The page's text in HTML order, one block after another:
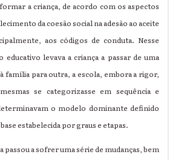
a criança, de acordo com os aspectos
da coesão social na adesão ao aceite
aos códigos de conduta. Nesse
levava a criança a passar de uma
família para outra, a escola, embora a rigor,
se categorizasse em sequência e
o modelo dominante definido
estabelecida por graus e etapas.
passou a sofrer uma série de mudanças, bem